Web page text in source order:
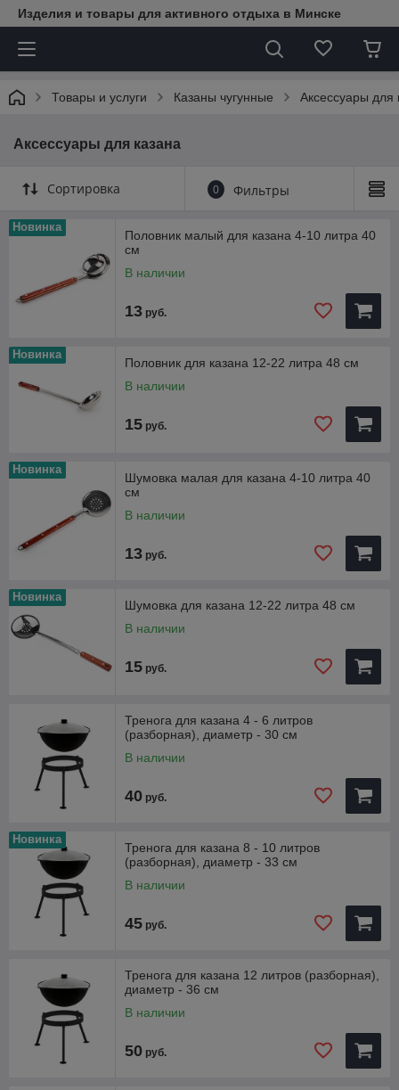
Изделия и товары для активного отдыха в Минске
Товары и услуги Казаны чугунные Аксессуары для
Аксессуары для казана
Сортировка 0 Фильтры
Новинка
Половник малый для казана 4-10 литра 40
см
В наличии
13 руб.
Новинка
Половник для казана 12-22 литра 48 см
В наличии
15 руб.
Новинка
Шумовка малая для казана 4-10 литра 40
см
В наличии
13 руб.
Новинка
Шумовка для казана 12-22 литра 48 см
В наличии
15 руб.
Тренога для казана 4 - 6 литров
(разборная), диаметр - 30 см
В наличии
40 руб.
Новинка
Тренога для казана 8 - 10 литров
(разборная), диаметр - 33 см
В наличии
45 руб.
Тренога для казана 12 литров (разборная),
диаметр - 36 см
В наличии
50 руб.